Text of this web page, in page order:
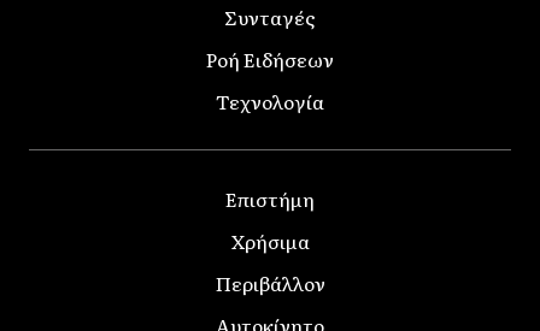
Συνταγές
Ροή Ειδήσεων
Τεχνολογία
Επιστήμη
Χρήσιμα
Περιβάλλον
Αυτοκίνητο